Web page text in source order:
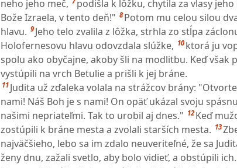
neho jeho meč,
podišla k lôžku, chytila za vlasy
Bože Izraela, v tento deň!" 8 Potom mu celou silou
hlavu. 9 Jeho telo zvalila z lôžka, strhla zo stĺpa
Holofernesovu hlavu odovzdala slúžke, 10 ktorá ju
spolu ako obyčajne, akoby šli na modlitbu. Keď však
vystúpili na vrch Betulie a prišli k jej bráne.
11 Judita už zďaleka volala na strážcov brány:
nami! Náš Boh je s nami! On opäť ukázal svoju
našimi nepriateľmi. Tak to urobil aj dnes." 12 Keď
zostúpili k bráne mesta a zvolali starších mesta. 13
najväčšieho, lebo sa im zdalo neuveriteľné, že sa
ženy dnu, zažali svetlo, aby bolo vidieť, a obstúpili ich.